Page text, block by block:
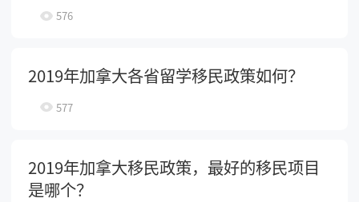
576
2019年加拿大各省留学移民政策如何？
577
2019年加拿大移民政策，最好的移民项目
是哪个？